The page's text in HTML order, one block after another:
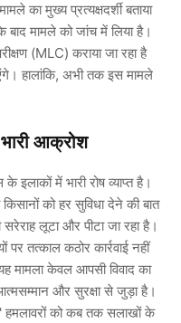
का मुख्य प्रत्यक्षदर्शी बताया
मामले को जांच में लिया है।
(MLC) कराया जा रहा है
हालांकि, अभी तक इस मामले
भारी आक्रोश
इलाकों में भारी रोष व्याप्त है।
को हर सुविधा देने की बात
लूटा और पीटा जा रहा है।
पर तत्काल कठोर कार्रवाई नहीं
मामला केवल आपसी विवाद का
और सुरक्षा से जुड़ा है।
हमलावरों को कब तक सलाखों के